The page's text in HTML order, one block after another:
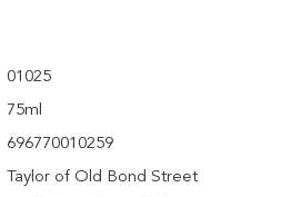
01025
75ml
696770010259
Taylor of Old Bond Street